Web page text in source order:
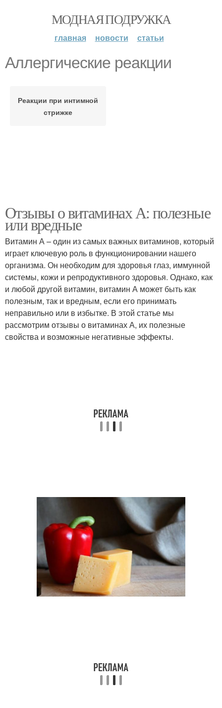
МОДНАЯ ПОДРУЖКА
главная новости статьи
Аллергические реакции
Реакции при интимной
стрижке
Отзывы о витаминах А: полезные
или вредные
Витамин А – один из самых важных витаминов, который
играет ключевую роль в функционировании нашего
организма. Он необходим для здоровья глаз, иммунной
системы, кожи и репродуктивного здоровья. Однако, как
и любой другой витамин, витамин А может быть как
полезным, так и вредным, если его принимать
неправильно или в избытке. В этой статье мы
рассмотрим отзывы о витаминах А, их полезные
свойства и возможные негативные эффекты.